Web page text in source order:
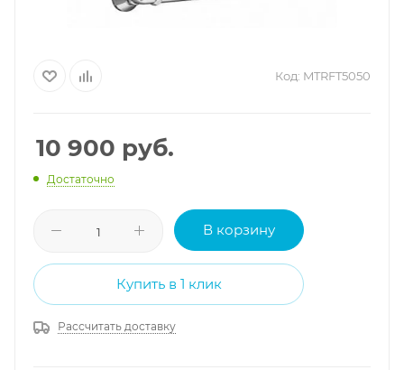
Код: MTRFT5050
10 900 руб.
Достаточно
В корзину
Купить в 1 клик
Рассчитать доставку